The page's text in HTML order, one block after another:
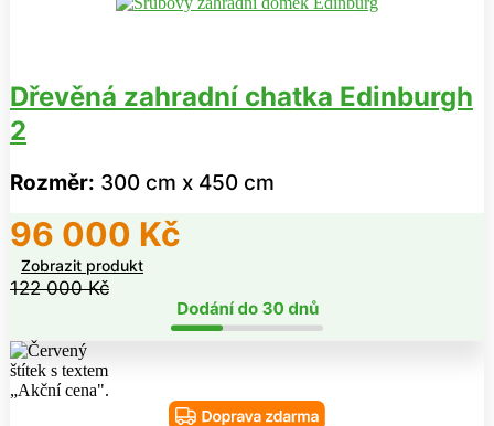
Dřevěná zahradní chatka Edinburgh
2
Rozměr: 300 cm x 450 cm
96 000 Kč
Zobrazit produkt
122 000Kč